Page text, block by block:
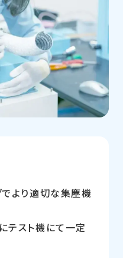
より適切な集塵機
テスト機にて一定